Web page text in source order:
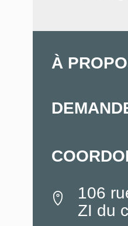
À
106
ZI du